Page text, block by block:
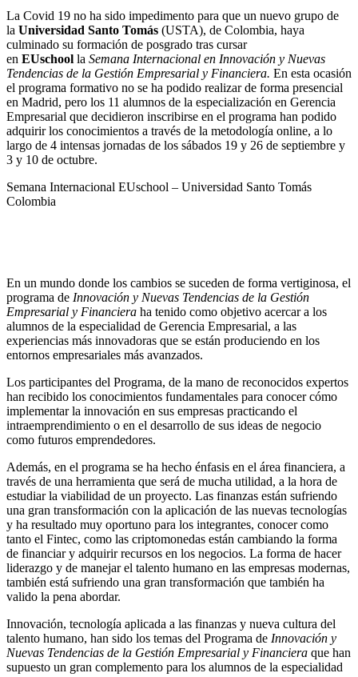
La Covid 19 no ha sido impedimento para que un nuevo grupo de
la Universidad Santo Tomás (USTA), de Colombia, haya
culminado su formación de posgrado tras cursar
en EUschool la Semana Internacional en Innovación y Nuevas
Tendencias de la Gestión Empresarial y Financiera. En esta ocasión
el programa formativo no se ha podido realizar de forma presencial
en Madrid, pero los 11 alumnos de la especialización en Gerencia
Empresarial que decidieron inscribirse en el programa han podido
adquirir los conocimientos a través de la metodología online, a lo
largo de 4 intensas jornadas de los sábados 19 y 26 de septiembre y
3 y 10 de octubre.
Semana Internacional EUschool – Universidad Santo Tomás
Colombia
En un mundo donde los cambios se suceden de forma vertiginosa, el
programa de Innovación y Nuevas Tendencias de la Gestión
Empresarial y Financiera ha tenido como objetivo acercar a los
alumnos de la especialidad de Gerencia Empresarial, a las
experiencias más innovadoras que se están produciendo en los
entornos empresariales más avanzados.
Los participantes del Programa, de la mano de reconocidos expertos
han recibido los conocimientos fundamentales para conocer cómo
implementar la innovación en sus empresas practicando el
intraemprendimiento o en el desarrollo de sus ideas de negocio
como futuros emprendedores.
Además, en el programa se ha hecho énfasis en el área financiera, a
través de una herramienta que será de mucha utilidad, a la hora de
estudiar la viabilidad de un proyecto. Las finanzas están sufriendo
una gran transformación con la aplicación de las nuevas tecnologías
y ha resultado muy oportuno para los integrantes, conocer como
tanto el Fintec, como las criptomonedas están cambiando la forma
de financiar y adquirir recursos en los negocios. La forma de hacer
liderazgo y de manejar el talento humano en las empresas modernas,
también está sufriendo una gran transformación que también ha
valido la pena abordar.
Innovación, tecnología aplicada a las finanzas y nueva cultura del
talento humano, han sido los temas del Programa de Innovación y
Nuevas Tendencias de la Gestión Empresarial y Financiera que han
supuesto un gran complemento para los alumnos de la especialidad